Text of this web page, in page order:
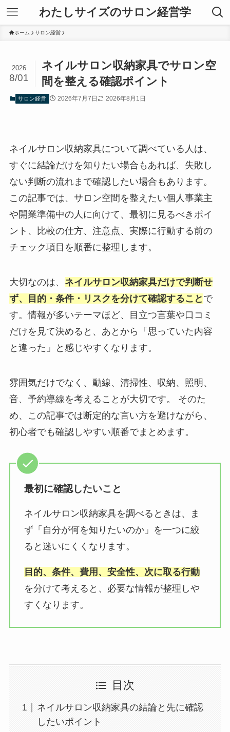
わたしサイズのサロン経営学
ホーム サロン経営
ネイルサロン収納家具でサロン空
間を整える確認ポイント
2026
8/01
サロン経営 2026年7月7日 2026年8月1日
ネイルサロン収納家具について調べている人は、
すぐに結論だけを知りたい場合もあれば、失敗し
ない判断の流れまで確認したい場合もあります。
この記事では、サロン空間を整えたい個人事業主
や開業準備中の人に向けて、最初に見るべきポイ
ント、比較の仕方、注意点、実際に行動する前の
チェック項目を順番に整理します。
大切なのは、 ネイルサロン収納家具だけで判断せ
ず、目的・条件・リスクを分けて確認すること で
す。情報が多いテーマほど、目立つ言葉や口コミ
だけを見て決めると、あとから「思っていた内容
と違った」と感じやすくなります。
雰囲気だけでなく、動線、清掃性、収納、照明、
音、予約導線を考えることが大切です。 そのた
め、この記事では断定的な言い方を避けながら、
初心者でも確認しやすい順番でまとめます。
最初に確認したいこと
ネイルサロン収納家具を調べるときは、ま
ず「自分が何を知りたいのか」を一つに絞
ると迷いにくくなります。
目的、条件、費用、安全性、次に取る行動
を分けて考えると、必要な情報が整理しや
すくなります。
目次
ネイルサロン収納家具の結論と先に確認
したいポイント